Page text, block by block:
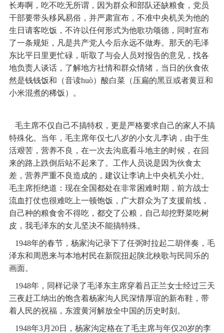
长寿啊，吃不吃无所谓，因为群众和部队还缺粮食，党员
干部要带头移风易俗，并严肃宣布，不准中央机关为他的
生日请客吃饭，不许以任何形式为他歌功颂德，同时宣布
了一条规矩，凡是共产党人今后永远不做寿。那天的毛泽
东比平日里更忙碌，听取了与会人员对报告的意见，找各
地负责人谈话，了解地方社情和群众情绪，当日的伙食依
然是钱钱饭和（音读huò）酸白菜（压扁的黑豆或者黄豆和
小米混煮的稀饭）。
毛主席不仅自己不搞特权，更是严格要求自己的家人不搞
特殊化。当年，毛主席年仅七八岁的小女儿李讷，由于生
活艰苦，营养不良，在一次去沟底看斗地主的时候，在回
来的路上跌倒后站不起来了。工作人员说是因为伙食太
差，营养严重不良造成的，建议让李讷上中央机关小灶。
毛主席拒绝道：现在全国都处在非常困难时期，前方战士
流血打仗也很难吃上一顿饱饭，广大群众为了支援前线，
自己种的粮食舍不得吃，都交了公粮，自己却挖野菜吃树
皮，我毛泽东的女儿坚决不能搞特殊。
1948年的春节，杨家沟记录下了任弼时拉起二胡伴奏，毛
泽东和周恩来与本地村民在新院扭起陕北秧歌与民同乐的
画面。
1948年，同样记录了毛泽东主席穿着吕正兰女士经过三天
三夜赶工纳出的饱含着杨家沟人民深情厚谊的新布鞋，带
着人民的祝福，东渡黄河解放全中国的历史时刻。
1948年3月20日，杨家沟定格在了毛主席与年仅20岁的李